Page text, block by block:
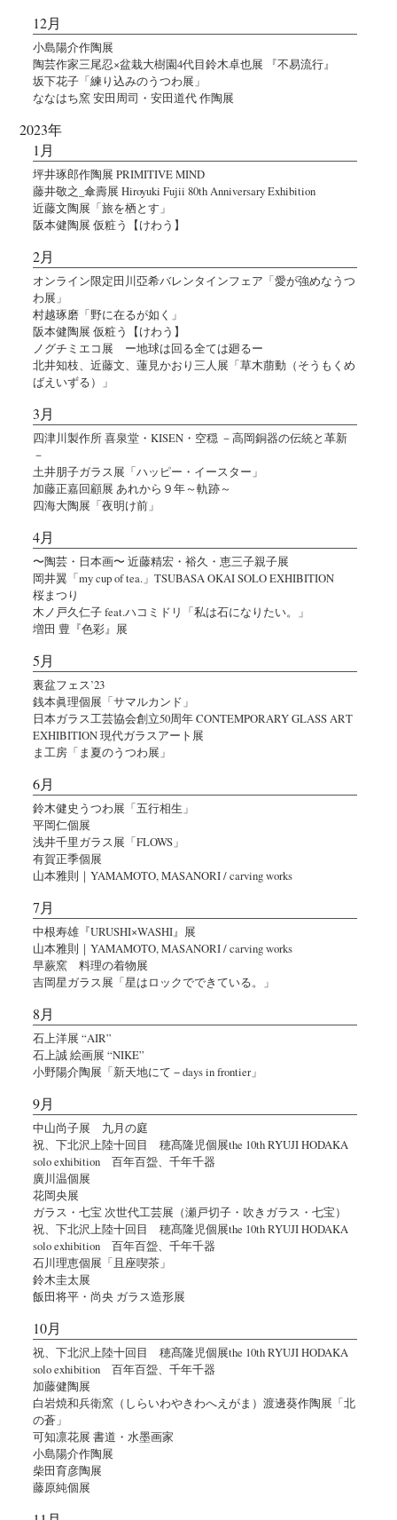
12月
小島陽介作陶展
陶芸作家三尾忍×盆栽大樹園4代目鈴木卓也展 『不易流行』
坂下花子「練り込みのうつわ展」
ななはち窯 安田周司・安田道代 作陶展
2023年
1月
坪井琢郎作陶展 PRIMITIVE MIND
藤井敬之_傘壽展 Hiroyuki Fujii 80th Anniversary Exhibition
近藤文陶展「旅を栖とす」
阪本健陶展 仮粧う【けわう】
2月
オンライン限定田川亞希バレンタインフェア「愛が強めなうつ
わ展」
村越琢磨「野に在るが如く」
阪本健陶展 仮粧う【けわう】
ノグチミエコ展 ー地球は回る全ては廻るー
北井知枝、近藤文、蓮見かおり三人展「草木萠動（そうもくめ
ばえいずる）」
3月
四津川製作所 喜泉堂・KISEN・空穏 －高岡銅器の伝統と革新
－
土井朋子ガラス展「ハッピー・イースター」
加藤正嘉回顧展 あれから９年～軌跡～
四海大陶展「夜明け前」
4月
〜陶芸・日本画〜 近藤精宏・裕久・恵三子親子展
岡井翼「my cup of tea.」TSUBASA OKAI SOLO EXHIBITION
桜まつり
木ノ戸久仁子 feat.ハコミドリ「私は石になりたい。」
増田 豊『色彩』展
5月
裏盆フェス’23
銭本眞理個展「サマルカンド」
日本ガラス工芸協会創立50周年 CONTEMPORARY GLASS ART
EXHIBITION 現代ガラスアート展
ま工房「ま夏のうつわ展」
6月
鈴木健史うつわ展「五行相生」
平岡仁個展
浅井千里ガラス展「FLOWS」
有賀正季個展
山本雅則｜YAMAMOTO, MASANORI / carving works
7月
中根寿雄『URUSHI×WASHI』展
山本雅則｜YAMAMOTO, MASANORI / carving works
早蕨窯 料理の着物展
吉岡星ガラス展「星はロックでできている。」
8月
石上洋展 “AIR”
石上誠 絵画展 “NIKE”
小野陽介陶展「新天地にて − days in frontier」
9月
中山尚子展 九月の庭
祝、下北沢上陸十回目 穂髙隆児個展the 10th RYUJI HODAKA
solo exhibition 百年百盌、千年千器
廣川温個展
花岡央展
ガラス・七宝 次世代工芸展（瀬戸切子・吹きガラス・七宝）
祝、下北沢上陸十回目 穂髙隆児個展the 10th RYUJI HODAKA
solo exhibition 百年百盌、千年千器
石川理恵個展「且座喫茶」
鈴木圭太展
飯田将平・尚央 ガラス造形展
10月
祝、下北沢上陸十回目 穂髙隆児個展the 10th RYUJI HODAKA
solo exhibition 百年百盌、千年千器
加藤健陶展
白岩焼和兵衛窯（しらいわやきわへえがま）渡邊葵作陶展「北
の蒼」
可知凛花展 書道・水墨画家
小島陽介作陶展
柴田育彦陶展
藤原純個展